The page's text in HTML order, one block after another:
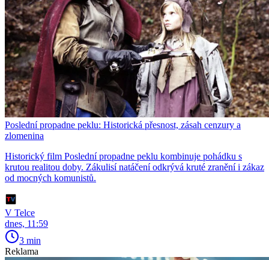
Poslední propadne peklu: Historická přesnost, zásah cenzury a
zlomenina
Historický film Poslední propadne peklu kombinuje pohádku s
krutou realitou doby. Zákulisí natáčení odkrývá kruté zranění i zákaz
od mocných komunistů.
V Telce
dnes, 11:59
3 min
Reklama